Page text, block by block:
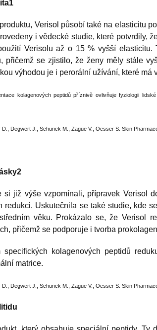
Verisol působí také na elasticitu
i vědecké studie, které potvrdily,
Verisolu až o 15 % vyšší elasticitu.
přičemž se zjistilo, že ženy měly stále
výhodou je i perorální užívání, které má
kolagenových peptidů příznivě ovlivňuje fyziologii
D., Degwert J., Schunck M., Zague V., Oesser S. Skin
si již výše vzpomínali, přípravek Verisol
redukci. Uskutečnila se také studie, kde
věku. Prokázalo se, že Verisol
přičemž se podporuje i tvorba
specifických kolagenových peptidů
matrice.
D., Degwert J., Schunck M., Zague V., Oesser S. Skin